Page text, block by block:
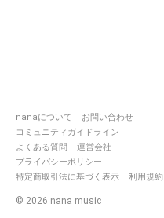
nanaについて
お問い合わせ
コミュニティガイドライン
よくある質問
運営会社
プライバシーポリシー
特定商取引法に基づく表示
利用規約
© 2026 nana music